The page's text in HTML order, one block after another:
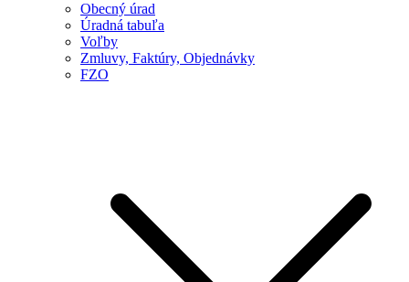
Obecný úrad
Úradná tabuľa
Voľby
Zmluvy, Faktúry, Objednávky
FZO